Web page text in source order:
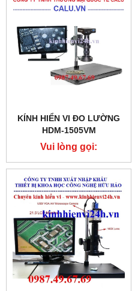
KÍNH HIỂN VI ĐO LƯỜNG
HDM-1505VM
Vui lòng gọi:
0987.49.67.69